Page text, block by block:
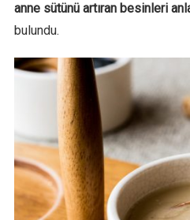
anne sütünü artıran besinleri
bulundu.